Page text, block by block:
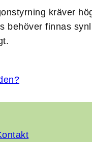
kräver
behöver finnas